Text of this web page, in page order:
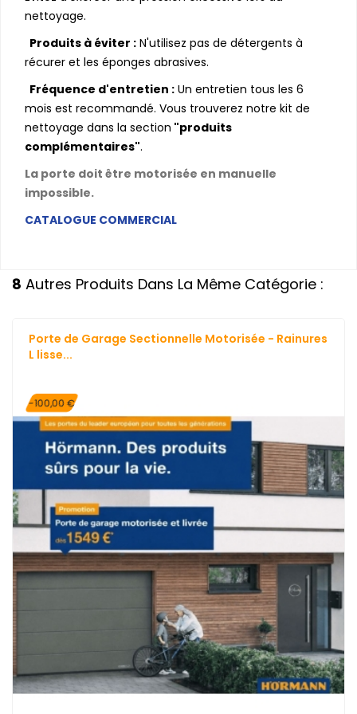
nettoyage.
Produits à éviter : N'utilisez pas de détergents à
récurer et les éponges abrasives.
Fréquence d'entretien : Un entretien tous les 6
mois est recommandé. Vous trouverez notre kit de
nettoyage dans la section "produits
complémentaires".
La porte doit être motorisée en manuelle
impossible.
CATALOGUE COMMERCIAL
8 Autres Produits Dans La Même Catégorie :
Porte de Garage Sectionnelle Motorisée - Rainures
L lisse...
-100,00 €